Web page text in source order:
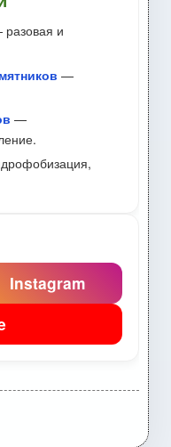
и
—
—
Instagram